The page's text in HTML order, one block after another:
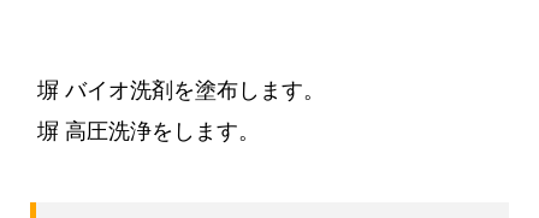
塀 バイオ洗剤を塗布します。
塀 高圧洗浄をします。